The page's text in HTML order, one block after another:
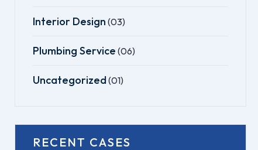
Interior Design (03)
Plumbing Service (06)
Uncategorized (01)
RECENT CASES